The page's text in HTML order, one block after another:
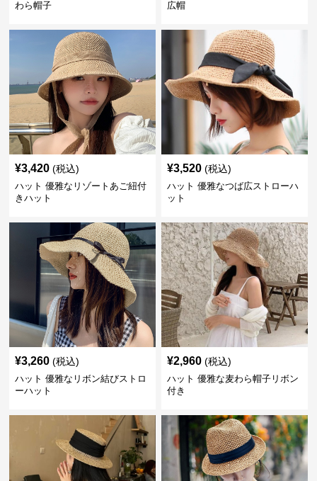
わら帽子 広帽
¥3,420 (税込)
ハット 優雅なリゾートあご紐付
きハット
¥3,520 (税込)
ハット 優雅なつば広ストローハ
ット
¥3,260 (税込)
ハット 優雅なリボン結びストロ
ーハット
¥2,960 (税込)
ハット 優雅な麦わら帽子リボン
付き